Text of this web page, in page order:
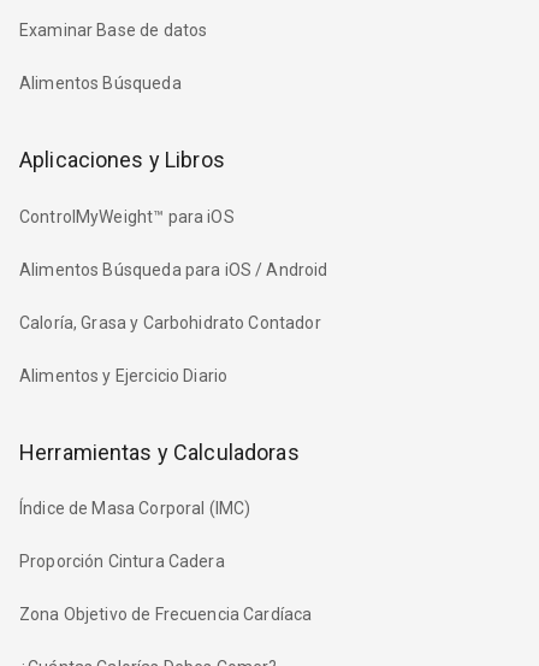
Examinar Base de datos
Alimentos Búsqueda
Aplicaciones y Libros
ControlMyWeight™ para iOS
Alimentos Búsqueda para iOS / Android
Caloría, Grasa y Carbohidrato Contador
Alimentos y Ejercicio Diario
Herramientas y Calculadoras
Índice de Masa Corporal (IMC)
Proporción Cintura Cadera
Zona Objetivo de Frecuencia Cardíaca